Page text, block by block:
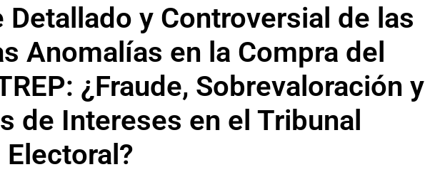
Detallado y Controversial de las
Anomalías en la Compra del
¿Fraude, Sobrevaloración y
de Intereses en el Tribunal